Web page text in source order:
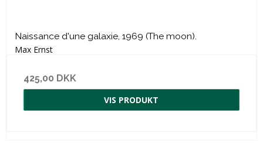
Naissance d'une galaxie, 1969 (The moon).
Max Ernst
425,00 DKK
VIS PRODUKT